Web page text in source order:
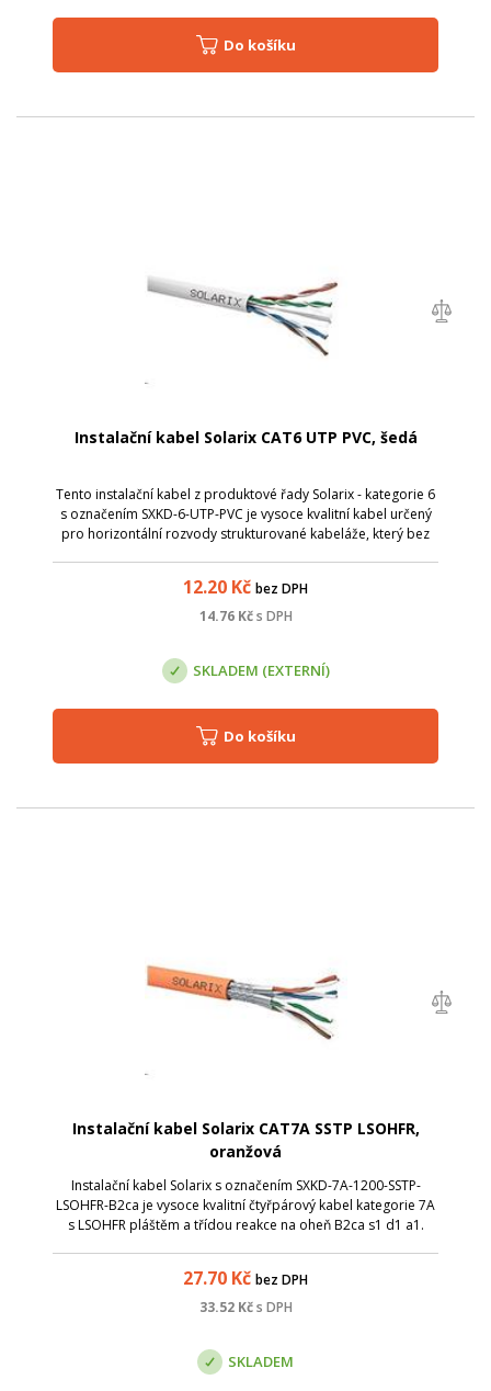
Do košíku
Instalační kabel Solarix CAT6 UTP PVC, šedá
Tento instalační kabel z produktové řady Solarix - kategorie 6
s označením SXKD-6-UTP-PVC je vysoce kvalitní kabel určený
pro horizontální rozvody strukturované kabeláže, který bez
12.20 Kč bez DPH
14.76Kč s DPH
SKLADEM (EXTERNÍ)
Do košíku
Instalační kabel Solarix CAT7A SSTP LSOHFR,
oranžová
Instalační kabel Solarix s označením SXKD-7A-1200-SSTP-
LSOHFR-B2ca je vysoce kvalitní čtyřpárový kabel kategorie 7A
s LSOHFR pláštěm a třídou reakce na oheň B2ca s1 d1 a1.
27.70 Kč bez DPH
33.52Kč s DPH
SKLADEM